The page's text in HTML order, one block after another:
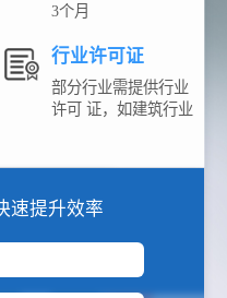
3个月
行业许可证
部分行业需提供行业
许可 证，如建筑行业
速提升效率